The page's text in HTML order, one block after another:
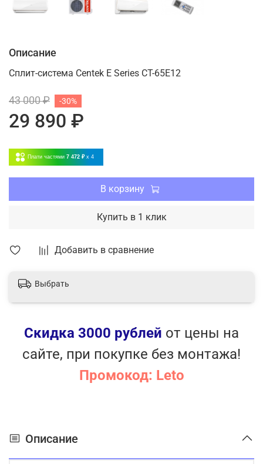
Добавить в сравнение
Описание
Сплит-система Centek E Series CT-65E12
43 000 ₽
29 890 ₽
-30%
Плати частями 7 472 ₽ x 4
В корзину
Купить в 1 клик
Выбрать
Скидка 3000 рублей от цены на
сайте, при покупке без монтажа!
Промокод: Leto
Описание